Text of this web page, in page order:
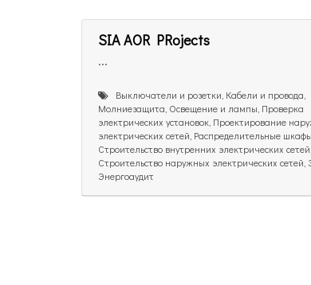
SIA AOR PRojects
...
Выключатели и розетки, Кабели и провода,
Молниезащита, Освещение и лампы, Проверка
электрических установок, Проектирование
электрических сетей, Распределительные шкафы,
Строительство внутренних электрических сетей,
Строительство наружных электрических сетей,
Энергоаудит